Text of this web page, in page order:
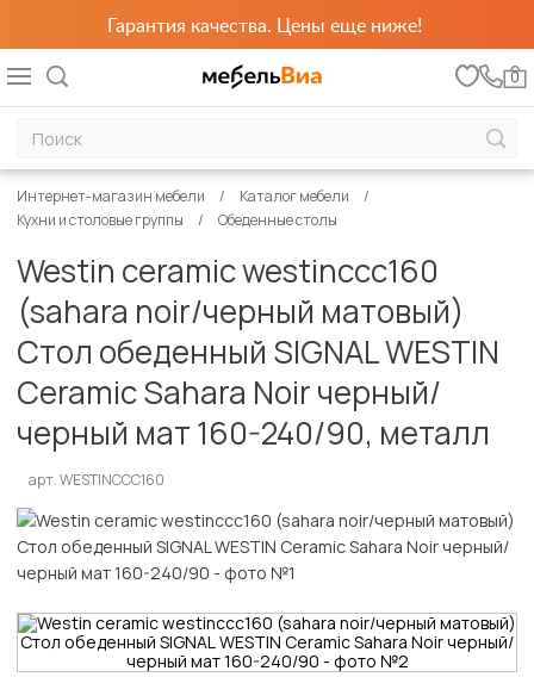
Гарантия качества. Цены еще ниже!
0
Интернет-магазин мебели
Каталог мебели
Кухни и столовые группы
Обеденные столы
Westin ceramic westinccc160
(sahara noir/черный матовый)
Стол обеденный SIGNAL WESTIN
Ceramic Sahara Noir черный/
черный мат 160-240/90, металл
арт. WESTINCCC160